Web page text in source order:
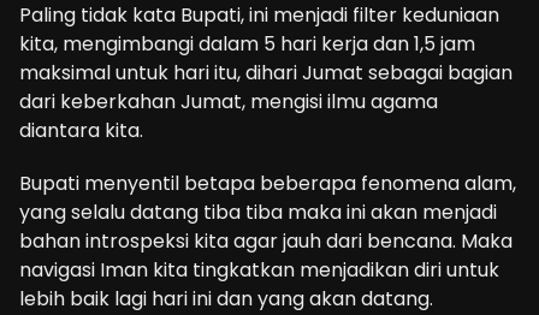
Paling tidak kata Bupati, ini menjadi filter keduniaan
kita, mengimbangi dalam 5 hari kerja dan 1,5 jam
maksimal untuk hari itu, dihari Jumat sebagai bagian
dari keberkahan Jumat, mengisi ilmu agama
diantara kita.
Bupati menyentil betapa beberapa fenomena alam,
yang selalu datang tiba tiba maka ini akan menjadi
bahan introspeksi kita agar jauh dari bencana. Maka
navigasi Iman kita tingkatkan menjadikan diri untuk
lebih baik lagi hari ini dan yang akan datang.